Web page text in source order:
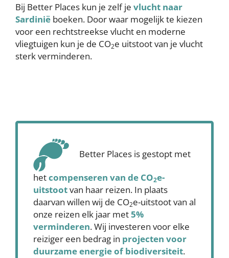
Bij Better Places kun je zelf je vlucht naar
Sardinië boeken. Door waar mogelijk te kiezen
voor een rechtstreekse vlucht en moderne
vliegtuigen kun je de CO2e uitstoot van je vlucht
sterk verminderen.
Better Places is gestopt met
hetcompenseren van de CO2e-
uitstootvan haar reizen. In plaats
daarvan willen wij de CO2e-uitstoot van al
onze reizen elk jaar met5%
verminderen. Wij investeren voor elke
reiziger een bedrag in projecten voor
duurzame energie of biodiversiteit.